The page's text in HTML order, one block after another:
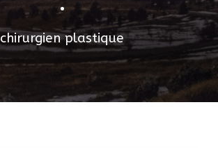
•
chirurgien plastique